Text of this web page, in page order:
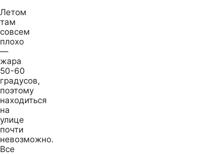
Летом
там
совсем
плохо
—
жара
50-60
градусов,
поэтому
находиться
на
улице
почти
невозможно.
Все